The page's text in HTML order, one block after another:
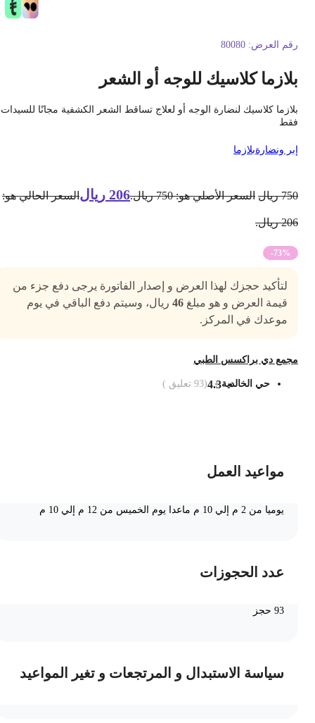
العرض: 80080
كلاسيك للوجه أو الشعر
كلاسيك لنضارة الوجه أو لعلاج تساقط الشعر الكشفية مجانًا للسيدات
ونضارةبلازما
ريال السعر الأصلي هو: 750 ريال. 206 ريال السعر الحالي هو:
-73%
لتأكيد حجزك لهذا العرض و إصدار الفاتورة يرجى دفع جزء من
قيمة العرض و هو مبلغ46ريال، وسيتم دفع الباقي في يوم
موعدك في المركز.
دي براكسس الطبي
حي الخالدية4.3
(
93تعليق )
مواعيد العمل
يوميا من 2 م إلي 10 م ماعدا يوم الخميس من 12 م إلي 10 م
عدد الحجوزات
سياسة الاستبدال و المرتجعات و تغير المواعيد